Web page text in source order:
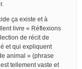
ça existe et à
livre « Réflexions
de récit de
et qui expliquent
animal » (phrase
tellement vaste et